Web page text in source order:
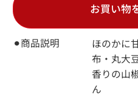
⚫︎商品説明
ほのかに
布・丸大
香りの山
ん
お買い物